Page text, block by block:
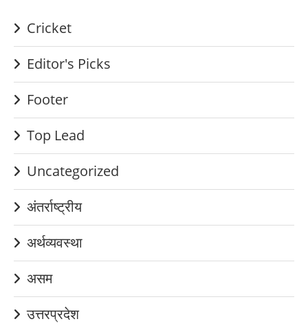
Cricket
Editor's Picks
Footer
Top Lead
Uncategorized
अंतर्राष्ट्रीय
अर्थव्यवस्था
असम
उत्तरप्रदेश